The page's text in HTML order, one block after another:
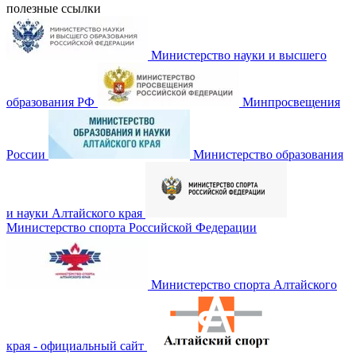
полезные ссылки
Министерство науки и высшего
образования РФ Минпросвещения
России Министерство образования
и науки Алтайского края
Министерство спорта Российской Федерации
Министерство спорта Алтайского
края - официальный сайт